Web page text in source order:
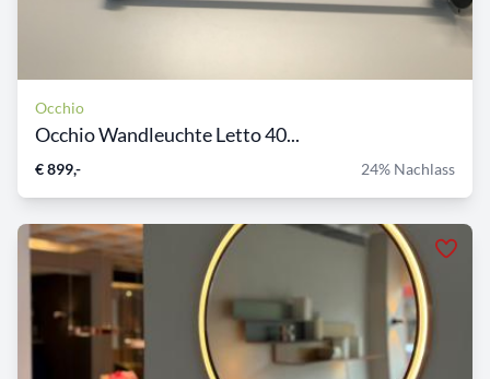
Occhio
Occhio Wandleuchte Letto 40...
€ 899,- 24% Nachlass